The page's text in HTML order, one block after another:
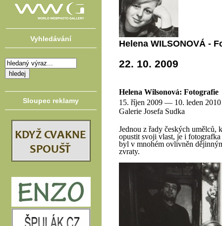
Vyhledávání
Sloupec reklamy
Helena WILSONOVÁ -
22. 10. 2009
Helena Wilsonová: Fotografie
15. říjen 2009 — 10. leden 2010
Galerie Josefa Sudka
Jednou z řady českých
opustit svoji vlast, je i
byl v mnohém ovlivněn
zvraty.